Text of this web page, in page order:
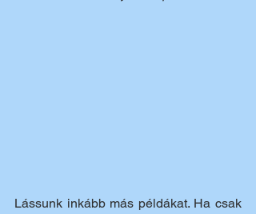
Lássunk inkább más példákat. Ha csak